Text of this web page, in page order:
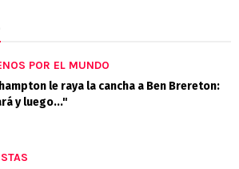
POR EL MUNDO
le raya la cancha a Ben Brereton:
y luego..."